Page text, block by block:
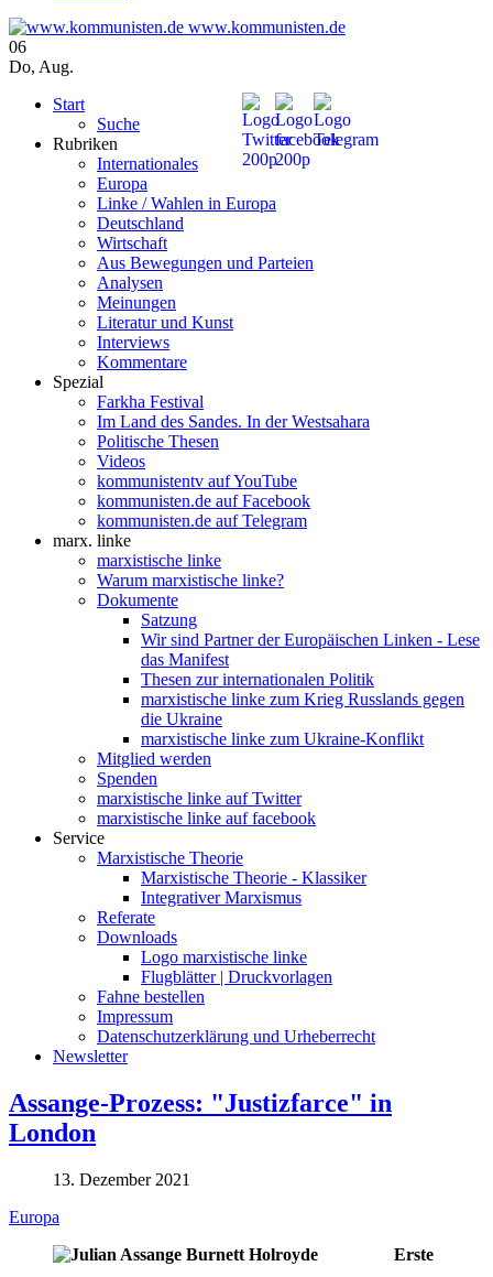
www.kommunisten.de
06
Do, Aug.
Start
Suche
Rubriken
Internationales
Europa
Linke / Wahlen in Europa
Deutschland
Wirtschaft
Aus Bewegungen und Parteien
Analysen
Meinungen
Literatur und Kunst
Interviews
Kommentare
Spezial
Farkha Festival
Im Land des Sandes. In der Westsahara
Politische Thesen
Videos
kommunistentv auf YouTube
kommunisten.de auf Facebook
kommunisten.de auf Telegram
marx. linke
marxistische linke
Warum marxistische linke?
Dokumente
Satzung
Wir sind Partner der Europäischen Linken - Lese
das Manifest
Thesen zur internationalen Politik
marxistische linke zum Krieg Russlands gegen
die Ukraine
marxistische linke zum Ukraine-Konflikt
Mitglied werden
Spenden
marxistische linke auf Twitter
marxistische linke auf facebook
Service
Marxistische Theorie
Marxistische Theorie - Klassiker
Integrativer Marxismus
Referate
Downloads
Logo marxistische linke
Flugblätter | Druckvorlagen
Fahne bestellen
Impressum
Datenschutzerklärung und Urheberrecht
Newsletter
Assange-Prozess: "Justizfarce" in
London
13. Dezember 2021
Europa
Erste